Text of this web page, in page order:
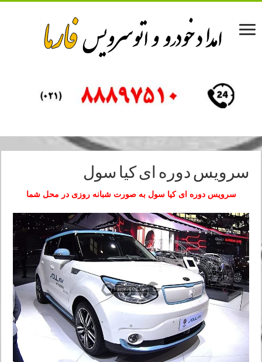
سرویس دوره ای کیا سول
سرویس دوره ای کیا سول به صورت شبانه روزی در محل شما